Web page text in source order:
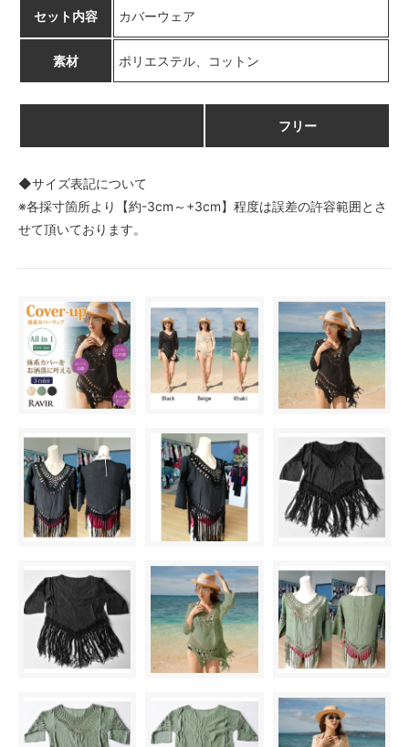
セット内容 カバーウェア
素材 ポリエステル、コットン
フリー
◆サイズ表記について
※各採寸箇所より【約-3cm～+3cm】程度は誤差の許容範囲とさ
せて頂いております。